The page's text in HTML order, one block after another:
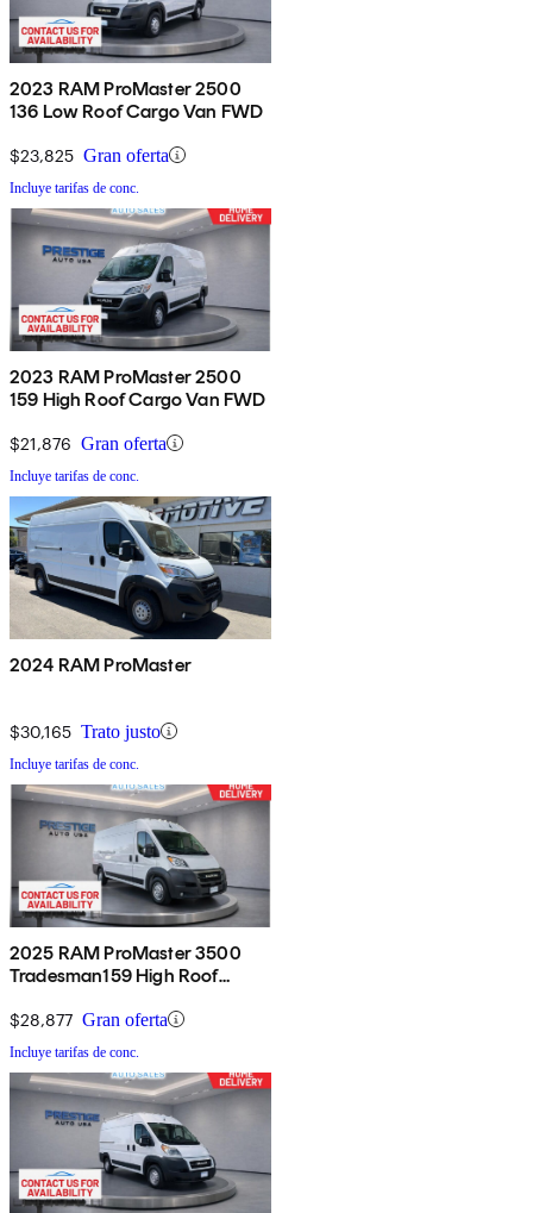
2023 RAM ProMaster 2500
136 Low Roof Cargo Van FWD
$23,825 Gran oferta
Incluye tarifas de conc.
2023 RAM ProMaster 2500
159 High Roof Cargo Van FWD
$21,876 Gran oferta
Incluye tarifas de conc.
2024 RAM ProMaster
$30,165 Trato justo
Incluye tarifas de conc.
2025 RAM ProMaster 3500
Tradesman159 High Roof
$28,877 Gran oferta
Incluye tarifas de conc.